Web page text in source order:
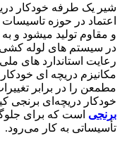
شیر یک طرفه خودکار
اعتماد در حوزه تاسیسات
و مقاوم تولید میشود و
در سیستم های لوله
رعایت استاندارد های
مکانیزم دریچه ای
مطمعن را در برابر
خودکار دریچه‌ای برنجی
برنجی است که برای
تأسیساتی به کار می‌رود.